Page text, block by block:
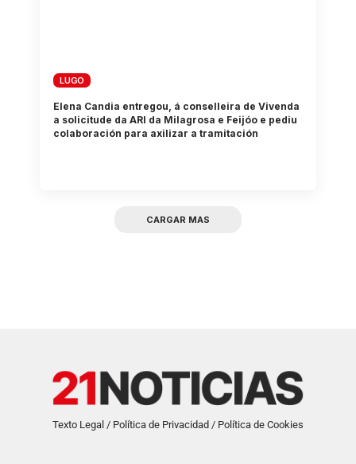
LUGO
Elena Candia entregou, á conselleira de Vivenda
a solicitude da ARI da Milagrosa e Feijóo e pediu
colaboración para axilizar a tramitación
CARGAR MAS
Texto Legal / Política de Privacidad / Política de Cookies